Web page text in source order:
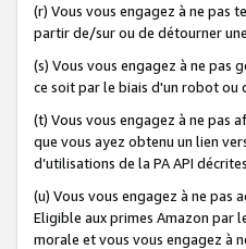
(r) Vous vous engagez à ne pas
partir de/sur ou de détourner
(s) Vous vous engagez à ne pas
ce soit par le biais d'un robot ou
(t) Vous vous engagez à ne pas
que vous ayez obtenu un lien
d’utilisations de la PA API
(u) Vous vous engagez à ne pas
Eligible aux primes Amazon par
morale et vous vous engagez à